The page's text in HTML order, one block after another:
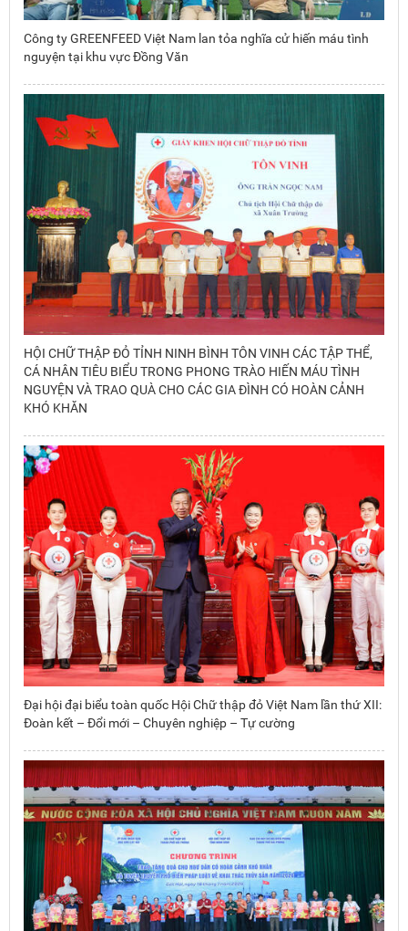
Công ty GREENFEED Việt Nam lan tỏa nghĩa cử hiến máu tình
nguyện tại khu vực Đồng Văn
HỘI CHỮ THẬP ĐỎ TỈNH NINH BÌNH TÔN VINH CÁC TẬP THỂ,
CÁ NHÂN TIÊU BIỂU TRONG PHONG TRÀO HIẾN MÁU TÌNH
NGUYỆN VÀ TRAO QUÀ CHO CÁC GIA ĐÌNH CÓ HOÀN CẢNH
KHÓ KHĂN
Đại hội đại biểu toàn quốc Hội Chữ thập đỏ Việt Nam lần thứ XII:
Đoàn kết – Đổi mới – Chuyên nghiệp – Tự cường